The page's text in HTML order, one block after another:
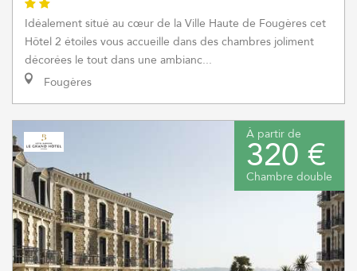
Idéalement situé au cœur de la Ville Haute de Fougères cet
Hôtel 2 étoiles vous accueille dans des chambres joliment
décorées le tout dans une ambianc...
Fougères
À partir de
320 €
Chambre double